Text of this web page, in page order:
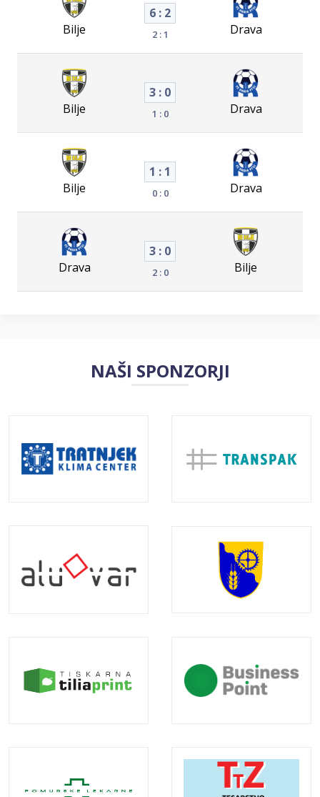
Bilje
6 : 2
2 : 1 Drava
Bilje
3 : 0
1 : 0 Drava
Bilje
1 : 1
0 : 0 Drava
Drava
3 : 0
2 : 0 Bilje
NAŠI SPONZORJI